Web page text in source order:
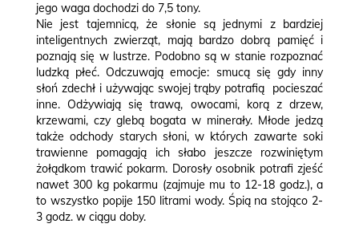
jego waga dochodzi do 7,5 tony.
Nie jest tajemnicą, że słonie są jednymi z bardziej
inteligentnych zwierząt, mają bardzo dobrą pamięć i
poznają się w lustrze. Podobno są w stanie rozpoznać
ludzką płeć. Odczuwają emocje: smucą się gdy inny
słoń zdechł i używając swojej trąby potrafią pocieszać
inne. Odżywiają się trawą, owocami, korą z drzew,
krzewami, czy glebą bogata w minerały. Młode jedzą
także odchody starych słoni, w których zawarte soki
trawienne pomagają ich słabo jeszcze rozwiniętym
żołądkom trawić pokarm. Dorosły osobnik potrafi zjeść
nawet 300 kg pokarmu (zajmuje mu to 12-18 godz.), a
to wszystko popije 150 litrami wody. Śpią na stojąco 2-
3 godz. w ciągu doby.